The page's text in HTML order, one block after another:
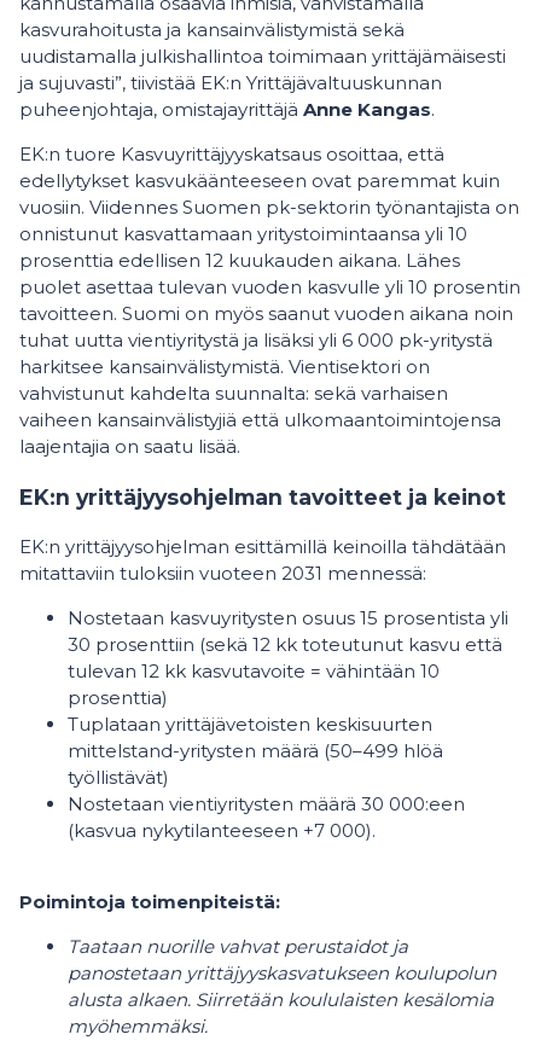
kasvurahoitusta ja kansainvälistymistä sekä
uudistamalla julkishallintoa toimimaan yrittäjämäisesti
ja sujuvasti”, tiivistää EK:n Yrittäjävaltuuskunnan
puheenjohtaja, omistajayrittäjä Anne Kangas.
EK:n tuore Kasvuyrittäjyyskatsaus osoittaa, että
edellytykset kasvukäänteeseen ovat paremmat kuin
vuosiin. Viidennes Suomen pk-sektorin työnantajista on
onnistunut kasvattamaan yritystoimintaansa yli 10
prosenttia edellisen 12 kuukauden aikana. Lähes
puolet asettaa tulevan vuoden kasvulle yli 10 prosentin
tavoitteen. Suomi on myös saanut vuoden aikana noin
tuhat uutta vientiyritystä ja lisäksi yli 6 000 pk-yritystä
harkitsee kansainvälistymistä. Vientisektori on
vahvistunut kahdelta suunnalta: sekä varhaisen
vaiheen kansainvälistyjiä että ulkomaantoimintojensa
laajentajia on saatu lisää.
EK:n yrittäjyysohjelman tavoitteet ja keinot
EK:n yrittäjyysohjelman esittämillä keinoilla tähdätään
mitattaviin tuloksiin vuoteen 2031 mennessä:
Nostetaan kasvuyritysten osuus 15 prosentista yli
30 prosenttiin (sekä 12 kk toteutunut kasvu että
tulevan 12 kk kasvutavoite = vähintään 10
prosenttia)
Tuplataan yrittäjävetoisten keskisuurten
mittelstand-yritysten määrä (50–499 hlöä
työllistävät)
Nostetaan vientiyritysten määrä 30 000:een
(kasvua nykytilanteeseen +7 000).
Poimintoja toimenpiteistä:
Taataan nuorille vahvat perustaidot ja
panostetaan yrittäjyyskasvatukseen koulupolun
alusta alkaen. Siirretään koululaisten kesälomia
myöhemmäksi.